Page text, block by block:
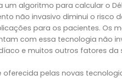
um algoritmo para calcular o
não invasivo diminui o risco
para os pacientes. Os
com essa tecnologia não
e muitos outros fatores da
oferecida pelas novas